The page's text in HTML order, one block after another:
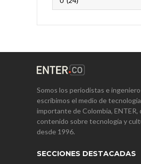
Somos los periodistas e
escribimos el medio de
importante de Colombia, ENTER,
contenido sobre tecnología y
desde 1996.
SECCIONES DESTACADAS